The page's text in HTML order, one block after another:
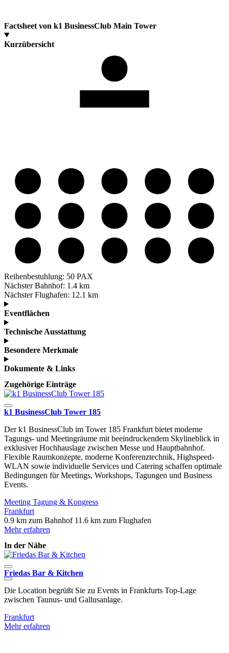
Factsheet von k1 BusinessClub Main Tower
Kurzübersicht
Reihenbestuhlung: 50 PAX
Nächster Bahnhof: 1.4 km
Nächster Flughafen: 12.1 km
Eventflächen
Technische Ausstattung
Besondere Merkmale
Dokumente & Links
Zugehörige Einträge
k1 BusinessClub Tower 185
Der k1 BusinessClub im Tower 185 Frankfurt bietet moderne
Tagungs- und Meetingräume mit beeindruckendem Skylineblick in
exklusiver Hochhauslage zwischen Messe und Hauptbahnhof.
Flexible Raumkonzepte, moderne Konferenztechnik, Highspeed-
WLAN sowie individuelle Services und Catering schaffen optimale
Bedingungen für Meetings, Workshops, Tagungen und Business
Events.
Meeting Tagung & Kongress
Frankfurt
0.9 km zum Bahnhof 11.6 km zum Flughafen
Mehr erfahren
In der Nähe
Friedas Bar & Kitchen
Die Location begrüßt Sie zu Events in Frankfurts Top-Lage
zwischen Taunus- und Gallusanlage.
Frankfurt
Mehr erfahren